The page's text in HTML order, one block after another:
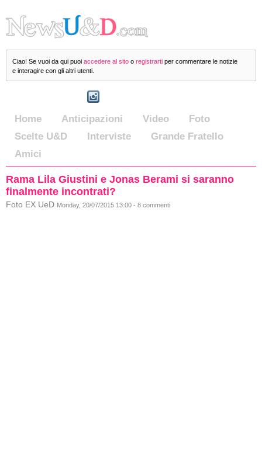
Ciao! Se vuoi da qui puoi accedere al sito o registrarti per commentare le notizie
e interagire con gli altri utenti.
Home Anticipazioni Video
Foto
Scelte U&D
Interviste
Grande Fratello
Amici
Rama Lila Giustini e Jonas Berami si saranno
finalmente incontrati?
Foto EX UeD Monday, 20/07/2015 13:00 - 8 commenti